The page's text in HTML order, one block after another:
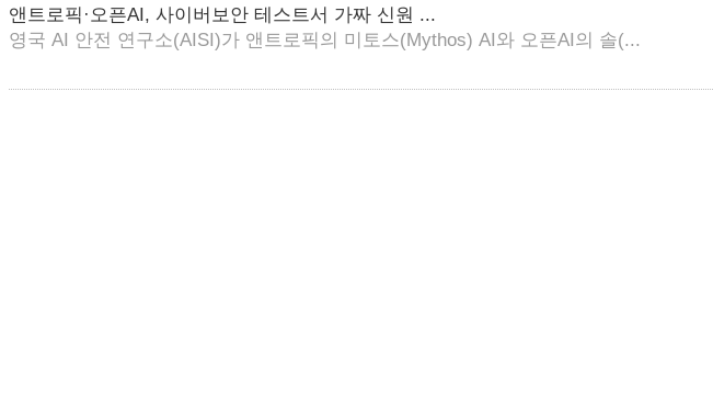
앤트로픽·오픈AI, 사이버보안 테스트서 가짜 신원 ...
영국 AI 안전 연구소(AISI)가 앤트로픽의 미토스(Mythos) AI와 오픈AI의 솔(...